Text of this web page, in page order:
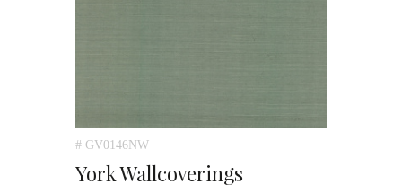
# GV0146NW
York Wallcoverings